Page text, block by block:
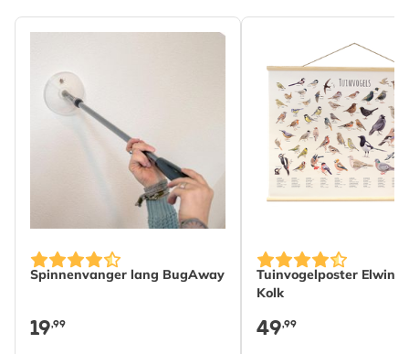
Hoogte
Lengte
Katoen
Spinnenvanger lang BugAway
19,99
Tuinvogelposter Elwin
Kolk
49,99